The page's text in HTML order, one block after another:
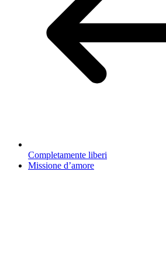
Completamente liberi
Missione d’amore